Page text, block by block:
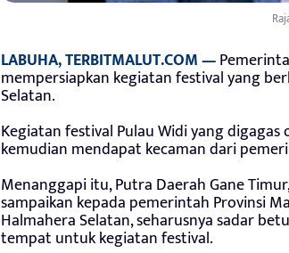
LABUHA, TERBITMALUT.COM —
mempersiapkan kegiatan festival yang
Selatan.
Kegiatan festival Pulau Widi yang
kemudian mendapat kecaman dari
Menanggapi itu, Putra Daerah Gane
sampaikan kepada pemerintah Provinsi
Halmahera Selatan, seharusnya sadar
tempat untuk kegiatan festival.